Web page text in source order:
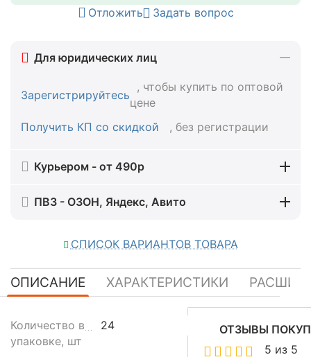
Отложить Задать вопрос
Для юридических лиц
Зарегистрируйтесь
, чтобы купить по оптовой
цене
Получить КП со скидкой
, без регистрации
Курьером - от 490р
ПВЗ - ОЗОН, Яндекс, Авито
СПИСОК ВАРИАНТОВ ТОВАРА
ОПИСАНИЕ ХАРАКТЕРИСТИКИ
Д
е
Количество в
упаковке, шт
24
ОТЗЫВЫ
5 из 5